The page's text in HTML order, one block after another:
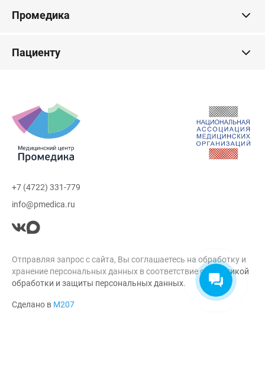
Промедика
Пациенту
+7 (4722) 331-779
info@pmedica.ru
Отправляя запрос с сайта, Вы соглашаетесь на обработку и
хранение персональных данных в соответствие с Политикой
обработки и защиты персональных данных.
Сделано в М207